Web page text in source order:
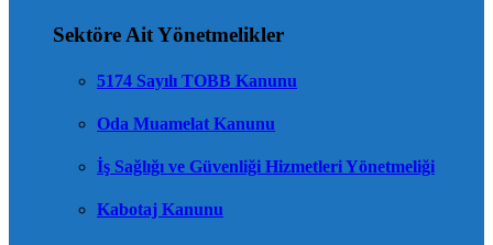
Sektöre Ait Yönetmelikler
5174 Sayılı TOBB Kanunu
Oda Muamelat Kanunu
İş Sağlığı ve Güvenliği Hizmetleri Yönetmeliği
Kabotaj Kanunu